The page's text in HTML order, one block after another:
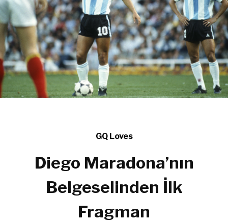
GQ Loves
Diego Maradona’nın
Belgeselinden İlk
Fragman